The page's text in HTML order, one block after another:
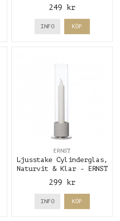
ERNST
249 kr
INFO KÖP
ERNST
Ljusstake Cylinderglas,
Naturvit & Klar - ERNST
299 kr
INFO KÖP